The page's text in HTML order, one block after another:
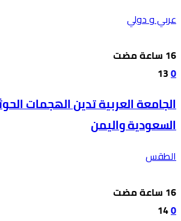
عربي و دولي
0
13
الجامعة العربية تدين الهجمات
السعودية واليمن
الطقس
0
14